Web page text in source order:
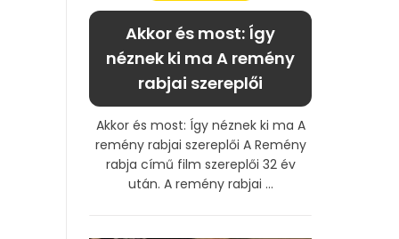
Akkor és most: Így
néznek ki ma A remény
rabjai szereplői
Akkor és most: Így néznek ki ma A
remény rabjai szereplői A Remény
rabja című film szereplői 32 év
után. A remény rabjai ...